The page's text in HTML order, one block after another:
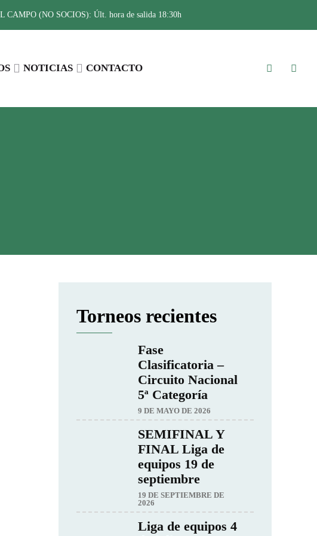
CAMPO (NO SOCIOS): Últ. hora de salida 18:30h
NOTICIAS CONTACTO
Torneos recientes
Fase
Clasificatoria –
Circuito Nacional
5ª Categoría
9 DE MAYO DE 2026
SEMIFINAL Y
FINAL Liga de
equipos 19 de
septiembre
19 DE SEPTIEMBRE DE
2026
Liga de equipos 4